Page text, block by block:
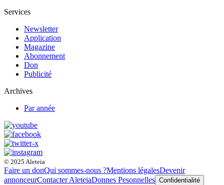
Services
Newsletter
Application
Magazine
Abonnement
Don
Publicité
Archives
Par année
© 2025 Aleteia
Faire un donQui sommes-nous ?Mentions légalesDevenir
annonceurContacter AleteiaDonnes Pesonnelles Confidentialité